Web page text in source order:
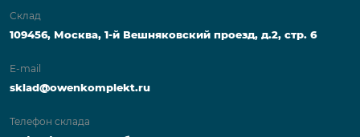
Склад
109456, Москва, 1-й Вешняковский проезд, д.2, стр. 6
E-mail
sklad@owenkomplekt.ru
Телефон склада